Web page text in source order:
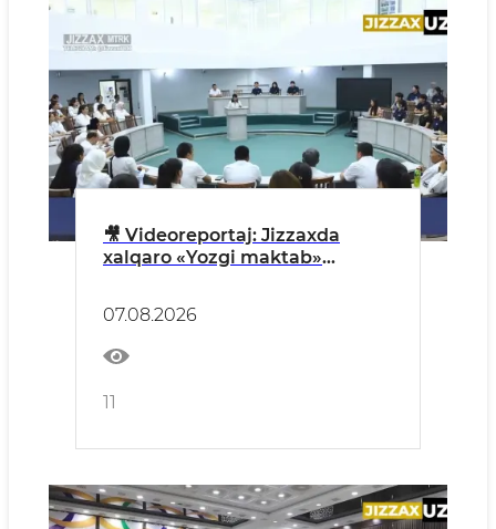
🎥 Videoreportaj: Jizzaxda
xalqaro «Yozgi maktab»
07.08.2026
11